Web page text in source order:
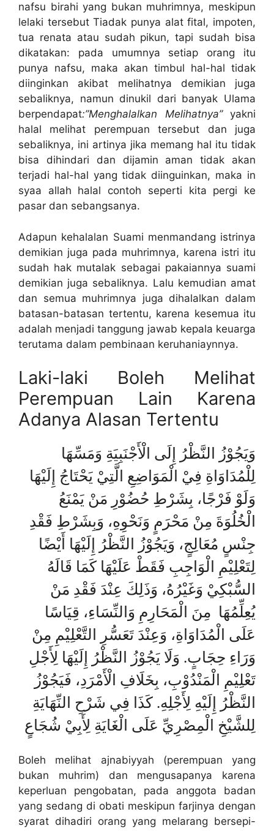
nafsu birahi yang bukan muhrimnya, meskipun
lelaki tersebut Tiadak punya alat fital, impoten,
tua renata atau sudah pikun, tapi sudah bisa
dikatakan: pada umumnya setiap orang itu
punya nafsu, maka akan timbul hal-hal tidak
diinginkan akibat melihatnya demikian juga
sebaliknya, namun dinukil dari banyak Ulama
berpendapat:”Menghalalkan Melihatnya”yakni
halal melihat perempuan tersebut dan juga
sebaliknya, ini artinya jika memang hal itu tidak
bisa dihindari dan dijamin aman tidak akan
terjadi hal-hal yang tidak diinguinkan, maka in
syaa allah halal contoh seperti kita pergi ke
pasar dan sebangsanya.
Adapun kehalalan Suami menmandang istrinya
demikian juga pada muhrimnya, karena istri itu
sudah hak mutalak sebagai pakaiannya suami
demikian juga sebaliknya. Lalu kemudian amat
dan semua muhrimnya juga dihalalkan dalam
batasan-batasan tertentu, karena kesemua itu
adalah menjadi tanggung jawab kepala keuarga
terutama dalam pembinaan keruhaniaynnya.
Laki-laki Boleh Melihat
Perempuan Lain Karena
Adanya Alasan Tertentu
وَيَجُوْزُ النَّظْرُ إِلَى الْأَجْنَبِيَةِ وَمَسِّهَا
لِلْمُدَاوَاةِ فِيْ الْمَوَاضِعِ الَّتِيْ يَحْتَاجُ إِلَيْهَا
وَلَوْ فَرْجًا، بِشَرْطِ حُضُوْرِ مَنْ يَمْنَعُ
الْخُلُوَةَ مِنْ مَحْرَمٍ وَنَحْوِهِ، وَبِشَرْطِ فَقْدِ
جِنْسٍ مُعَالِجٍ، وَيَجُوْزُ النَّظْرُ إِلَيْهَا أَيْضًا
لِتَعْلِيْمِ الْوَاجِبِ فَقَطْ عَلَيْهَا كَمَا قَالَهُ
السُّبْكِيْ وَغَيْرُهُ، وَذَلِكَ عِنْدَ فَقْدِ مَنْ
يُعِلِّمُهَا مِنَ الْمَحَارِمِ وَالنِّسَاءِ، قِيَاسًا
عَلَى الْمُدَاوَاةِ، وَعِنْدَ تَعَسُّرِ التَّعْلِيْمِ مِنْ
وَرَاءِ حِجَابٍ. وَلَا يَجُوْزُ النَّظْرُ إِلَيْهَا لِأَجْلِ
تَعْلِيْمِ الْمَنْدُوْبِ، بِخَلَافِ الْأَمْرَدِ، فَيَجُوْزُ
النَّظْرُ إِلَيْهِ لِأَجْلِهِ. كَذَا فِي شَرْحِ النِّهَايَةِ
لِلشَّيْخِ الْمِصْرِيِّ عَلَى الْغَايَةِ لِأَبِيْ شُجَاعٍ
Boleh melihat ajnabiyyah (perempuan yang
bukan muhrim) dan mengusapanya karena
keperluan pengobatan, pada anggota badan
yang sedang di obati meskipun farjinya dengan
syarat dihadiri orang yang melarang bersepi-